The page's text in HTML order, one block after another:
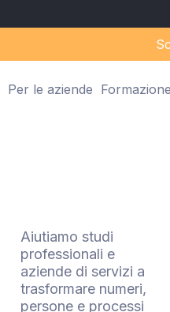
Scopri
Per le aziende
Aiutiamo studi
professionali e
aziende di servizi a
trasformare numeri,
persone e processi